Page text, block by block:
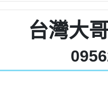
台灣大